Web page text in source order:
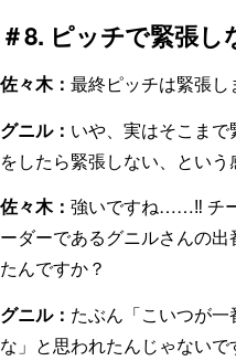
＃8. ピッチで緊張し
佐々木： 最終ピッチは緊張し
グニル： いや、実はそこま
をしたら緊張しない、という
佐々木： 強いですね……‼︎ チ
ーダーであるグニルさんの
たんですか？
グニル： たぶん「こいつが
な」と思われたんじゃない